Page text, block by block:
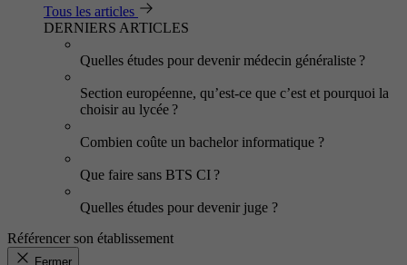
Tous les articles
DERNIERS ARTICLES
Quelles études pour devenir médecin généraliste ?
Section européenne, qu’est-ce que c’est et pourquoi la
choisir au lycée ?
Combien coûte un bachelor informatique ?
Que faire sans BTS CI ?
Quelles études pour devenir juge ?
Référencer son établissement
Fermer